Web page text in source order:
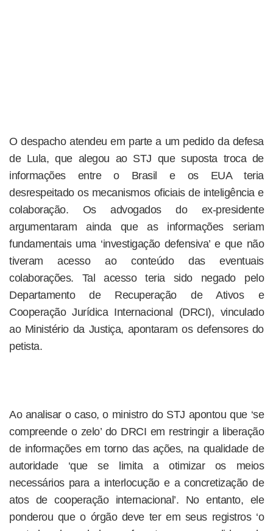
O despacho atendeu em parte a um pedido da defesa
de Lula, que alegou ao STJ que suposta troca de
informações entre o Brasil e os EUA teria
desrespeitado os mecanismos oficiais de inteligência e
colaboração. Os advogados do ex-presidente
argumentaram ainda que as informações seriam
fundamentais uma ‘investigação defensiva’ e que não
tiveram acesso ao conteúdo das eventuais
colaborações. Tal acesso teria sido negado pelo
Departamento de Recuperação de Ativos e
Cooperação Jurídica Internacional (DRCI), vinculado
ao Ministério da Justiça, apontaram os defensores do
petista.
Ao analisar o caso, o ministro do STJ apontou que ‘se
compreende o zelo’ do DRCI em restringir a liberação
de informações em torno das ações, na qualidade de
autoridade ‘que se limita a otimizar os meios
necessários para a interlocução e a concretização de
atos de cooperação internacional’. No entanto, ele
ponderou que o órgão deve ter em seus registros ‘o